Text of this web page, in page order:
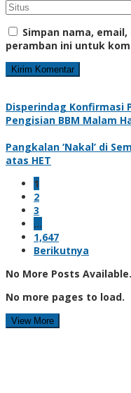
Simpan nama,
peramban ini untuk
Disperindag Konfirmasi
Pengisian BBM Malam
Pangkalan ‘Nakal’ di
atas HET
1
2
3
…
1,647
Berikutnya
No More Posts Available.
No more pages to load.
View More